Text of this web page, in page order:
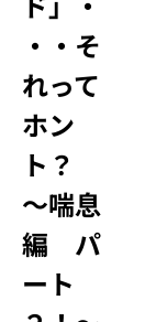
・・そ
れって
ホン
ト？
～喘息
編 パ
ート